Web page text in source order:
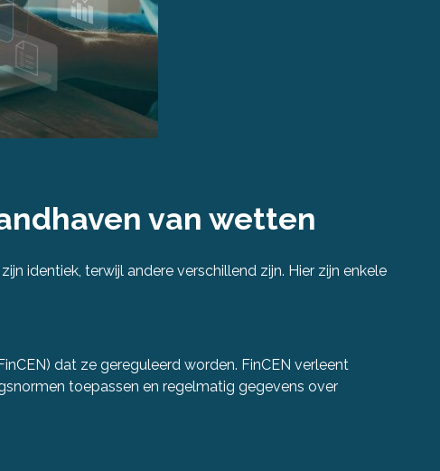
van wetten
identiek, terwijl andere verschillend zijn. Hier zijn enkele
dat ze gereguleerd worden. FinCEN verleent
toepassen en regelmatig gegevens over